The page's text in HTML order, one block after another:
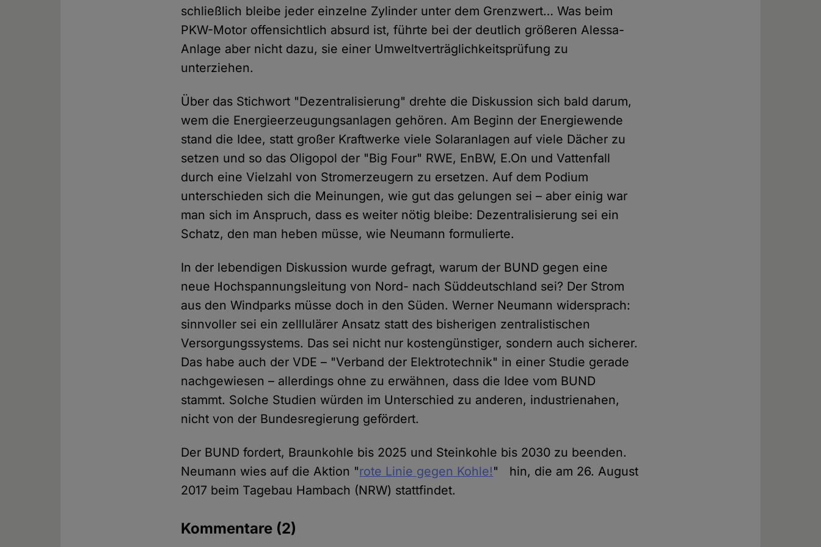
schließlich bleibe jeder einzelne Zylinder unter dem Grenzwert… Was beim
PKW-Motor offensichtlich absurd ist, führte bei der deutlich größeren Alessa-
Anlage aber nicht dazu, sie einer Umweltverträglichkeitsprüfung zu
unterziehen.
Über das Stichwort "Dezentralisierung" drehte die Diskussion sich bald darum,
wem die Energieerzeugungsanlagen gehören. Am Beginn der Energiewende
stand die Idee, statt großer Kraftwerke viele Solaranlagen auf viele Dächer zu
setzen und so das Oligopol der "Big Four" RWE, EnBW, E.On und Vattenfall
durch eine Vielzahl von Stromerzeugern zu ersetzen. Auf dem Podium
unterschieden sich die Meinungen, wie gut das gelungen sei – aber einig war
man sich im Anspruch, dass es weiter nötig bleibe: Dezentralisierung sei ein
Schatz, den man heben müsse, wie Neumann formulierte.
In der lebendigen Diskussion wurde gefragt, warum der BUND gegen eine
neue Hochspannungsleitung von Nord- nach Süddeutschland sei? Der Strom
aus den Windparks müsse doch in den Süden. Werner Neumann widersprach:
sinnvoller sei ein zelllulärer Ansatz statt des bisherigen zentralistischen
Versorgungssystems. Das sei nicht nur kostengünstiger, sondern auch sicherer.
Das habe auch der VDE – "Verband der Elektrotechnik" in einer Studie gerade
nachgewiesen – allerdings ohne zu erwähnen, dass die Idee vom BUND
stammt. Solche Studien würden im Unterschied zu anderen, industrienahen,
nicht von der Bundesregierung gefördert.
Der BUND fordert, Braunkohle bis 2025 und Steinkohle bis 2030 zu beenden.
Neumann wies auf die Aktion "rote Linie gegen Kohle!" hin, die am 26. August
2017 beim Tagebau Hambach (NRW) stattfindet.
Kommentare (2)